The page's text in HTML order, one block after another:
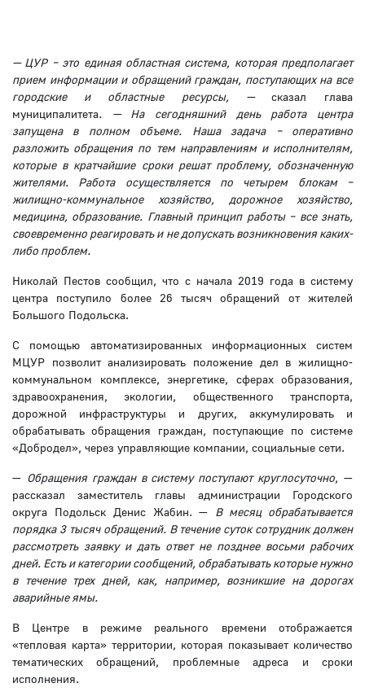
— ЦУР – это единая областная система, которая предполагает
прием информации и обращений граждан, поступающих на все
городские и областные ресурсы, — сказал глава
муниципалитета. — На сегодняшний день работа центра
запущена в полном объеме. Наша задача – оперативно
разложить обращения по тем направлениям и исполнителям,
которые в кратчайшие сроки решат проблему, обозначенную
жителями. Работа осуществляется по четырем блокам –
жилищно-коммунальное хозяйство, дорожное хозяйство,
медицина, образование. Главный принцип работы – все знать,
своевременно реагировать и не допускать возникновения каких-
либо проблем.
Николай Пестов сообщил, что с начала 2019 года в систему
центра поступило более 26 тысяч обращений от жителей
Большого Подольска.
С помощью автоматизированных информационных систем
МЦУР позволит анализировать положение дел в жилищно-
коммунальном комплексе, энергетике, сферах образования,
здравоохранения, экологии, общественного транспорта,
дорожной инфраструктуры и других, аккумулировать и
обрабатывать обращения граждан, поступающие по системе
«Добродел», через управляющие компании, социальные сети.
— Обращения граждан в систему поступают круглосуточно, —
рассказал заместитель главы администрации Городского
округа Подольск Денис Жабин. — В месяц обрабатывается
порядка 3 тысяч обращений. В течение суток сотрудник должен
рассмотреть заявку и дать ответ не позднее восьми рабочих
дней. Есть и категории сообщений, обрабатывать которые нужно
в течение трех дней, как, например, возникшие на дорогах
аварийные ямы.
В Центре в режиме реального времени отображается
«тепловая карта» территории, которая показывает количество
тематических обращений, проблемные адреса и сроки
исполнения.